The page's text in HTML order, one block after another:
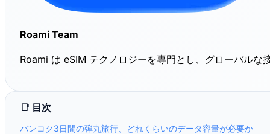
Roami Team
Roami は eSIM テクノロジーを専門とし、グローバルな
📑 目次
バンコク3日間の弾丸旅行、どれくらいのデータ容量が必要か